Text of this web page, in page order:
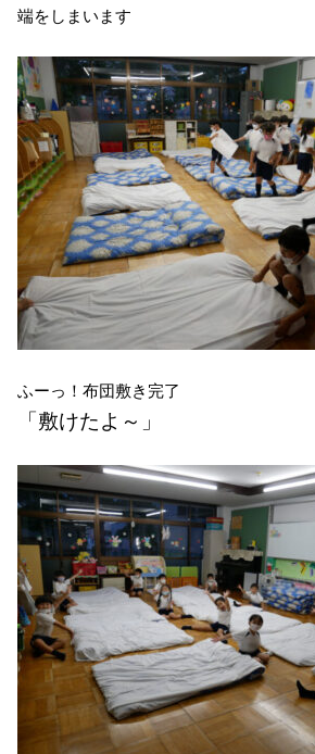
端をしまいます
ふーっ！布団敷き完了
「敷けたよ～」